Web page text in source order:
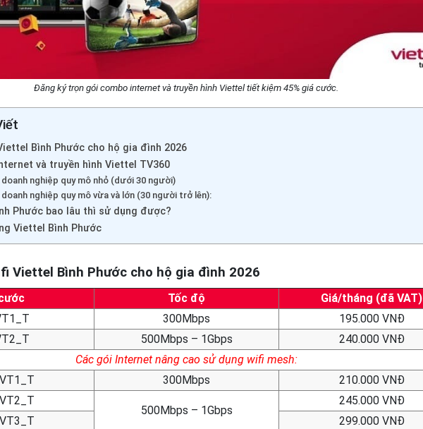
Đăng ký trọn gói combo internet và truyền hình Viettel tiết kiệm 45% giá cước.
Bình Phước cho hộ gia đình 2026
và truyền hình Viettel TV360
nghiệp quy mô nhỏ (dưới 30 người)
nghiệp quy mô vừa và lớn (30 người trở lên):
Phước bao lâu thì sử dụng được?
Viettel Bình Phước
Viettel Bình Phước cho hộ gia đình 2026
Tốc độ
Giá/tháng (đã VAT)
300Mbps
195.000 VNĐ
500Mbps – 1Gbps
240.000 VNĐ
Các gói Internet nâng cao sử dụng wifi mesh:
300Mbps
210.000 VNĐ
500Mbps – 1Gbps
245.000 VNĐ
299.000 VNĐ